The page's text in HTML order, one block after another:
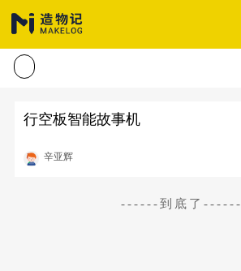
行空板智能故事机
辛亚辉
------到底了------